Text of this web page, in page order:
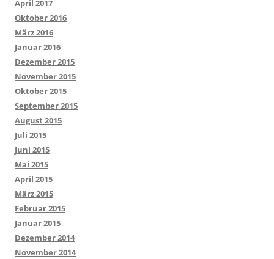
April 2017
Oktober 2016
März 2016
Januar 2016
Dezember 2015
November 2015
Oktober 2015
September 2015
August 2015
Juli 2015
Juni 2015
Mai 2015
April 2015
März 2015
Februar 2015
Januar 2015
Dezember 2014
November 2014